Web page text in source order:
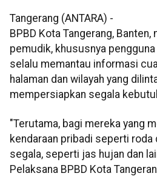
Tangerang (ANTARA) -
BPBD Kota Tangerang,
pemudik, khususnya
selalu memantau informasi
halaman dan wilayah yang
mempersiapkan segala
"Terutama, bagi mereka yang
kendaraan pribadi seperti roda
segala, seperti jas hujan dan
Pelaksana BPBD Kota